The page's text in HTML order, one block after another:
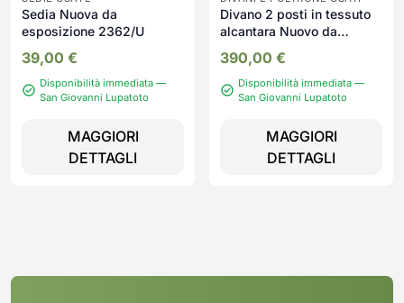
Sedia Nuova da
esposizione 2362/U
39,00 €
Disponibilità immediata —
San Giovanni Lupatoto
MAGGIORI
DETTAGLI
Divano 2 posti in tessuto
alcantara Nuovo da
390,00 €
Disponibilità immediata —
San Giovanni Lupatoto
MAGGIORI
DETTAGLI